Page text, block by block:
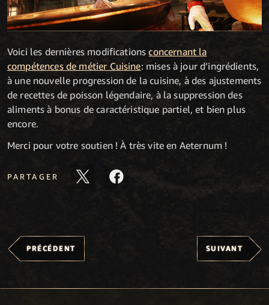
Voici les dernières modificationsconcernant la
compétences de métier Cuisine: mises à jour d’ingrédients,
à une nouvelle progression de la cuisine, à des ajustements
de recettes de poisson légendaire, à la suppression des
aliments à bonus de caractéristique partiel, et bien plus
encore.
Merci pour votre soutien ! À très vite en Aeternum !
PARTAGER
PRÉCÉDENT SUIVANT